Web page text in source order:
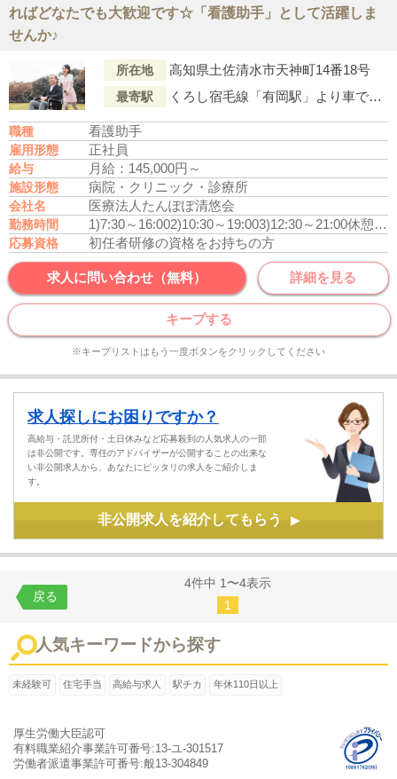
ればどなたでも大歓迎です☆「看護助手」として活躍しま
せんか♪
所在地 高知県土佐清水市天神町14番18号
最寄駅 くろし宿毛線「有岡駅」より車で50分
職種 看護助手
雇用形態 正社員
給与 月給：145,000円～
施設形態 病院・クリニック・診療所
会社名 医療法人たんぽぽ清悠会
勤務時間 1)7:30～16:002)10:30～19:003)12:30～21:00休憩60分
応募資格 初任者研修の資格をお持ちの方
求人に問い合わせ（無料） 詳細を見る
キープする
※キープリストはもう一度ボタンをクリックしてください
求人探しにお困りですか？
高給与・託児所付・土日休みなど応募殺到の人気求人の一部
は非公開です。専任のアドバイザーが公開することの出来な
い非公開求人から、あなたにピッタリの求人をご紹介しま
す。
非公開求人を紹介してもらう ▶
4件中 1〜4表示
1
戻る
人気キーワードから探す
未経験可 住宅手当 高給与求人 駅チカ 年休110日以上
厚生労働大臣認可
有料職業紹介事業許可番号:13-ユ-301517
労働者派遣事業許可番号:般13-304849